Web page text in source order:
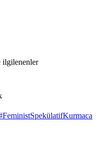
ilgilenenler